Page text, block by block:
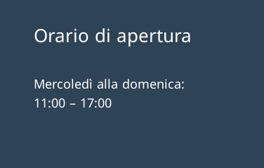
Orario di apertura
Mercoledì alla domenica:
11:00 – 17:00